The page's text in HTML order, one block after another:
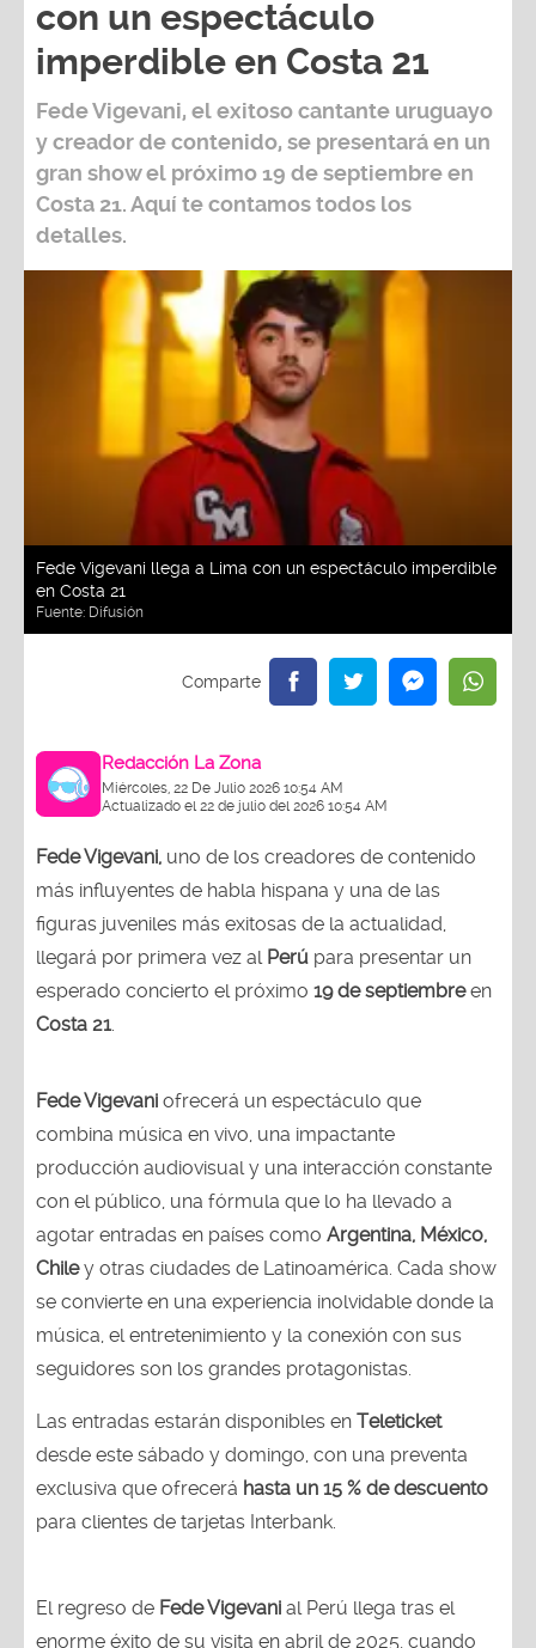
con un espectáculo
imperdible en Costa 21
Fede Vigevani, el exitoso cantante uruguayo
y creador de contenido, se presentará en un
gran show el próximo 19 de septiembreen
Costa 21. Aquí te contamos todos los
detalles.
Fede Vigevani llega a Lima con un espectáculo imperdible
en Costa 21
Fuente: Difusión
Redacción La Zona
Miércoles, 22 De Julio 2026 10:54 AM
Actualizado el 22 de julio del 2026 10:54 AM
Fede Vigevani, uno de los creadores de contenido
más influyentes de habla hispana y una de las
figuras juveniles más exitosas de la actualidad,
llegará por primera vez al Perú para presentar un
esperado concierto el próximo 19 de septiembreen
Costa 21
Fede Vigevani ofrecerá un espectáculo que
combina música en vivo, una impactante
producción audiovisual y una interacción constante
con el público, una fórmula que lo ha llevado a
agotar entradas en países como Argentina, México,
Chiley otras ciudades de Latinoamérica. Cada show
se convierte en una experiencia inolvidable donde la
música, el entretenimiento y la conexión con sus
seguidores son los grandes protagonistas.
Las entradas estarán disponibles en Teleticket
desde este sábado y domingo, con una preventa
exclusiva que ofrecerá hasta un 15 % de descuento
para clientes de tarjetas Interbank.
El regreso de Fede Vigevani al Perú llega tras el
enorme éxito de su visita en abril de 2025, cuando